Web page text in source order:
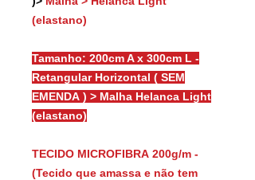
(elastano)
Tamanho: 200cm A x 300cm L -
Retangular Horizontal ( SEM
EMENDA ) > Malha Helanca Light
(elastano)
TECIDO MICROFIBRA 200g/m -
(Tecido que amassa e não tem